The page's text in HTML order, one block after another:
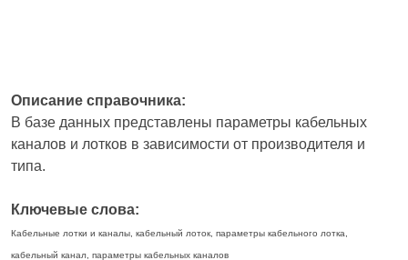
Описание справочника:
В базе данных представлены параметры кабельных
каналов и лотков в зависимости от производителя и
типа.
Ключевые слова:
Кабельные лотки и каналы, кабельный лоток, параметры кабельного лотка,
кабельный канал, параметры кабельных каналов